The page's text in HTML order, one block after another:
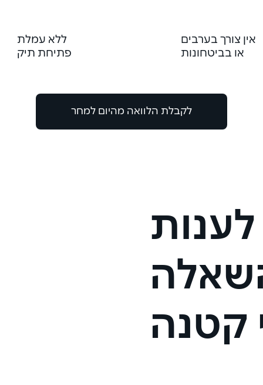
לקבלת הלוואה מהיום למחר
אין צורך בערבים
או בביטחונות
ללא עמלת
פתיחת תיק
לענות
קטנה